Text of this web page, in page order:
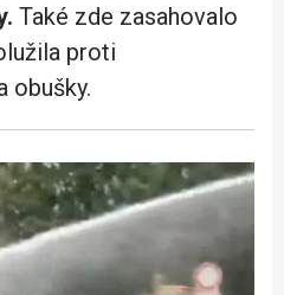
Také zde zasahovalo
proti
obušky.